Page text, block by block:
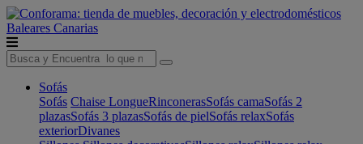
Baleares Canarias
Sofás
Sofás Chaise LongueRinconerasSofás camaSofás 2
plazasSofás 3 plazasSofás de pielSofás relaxSofás
exteriorDivanes